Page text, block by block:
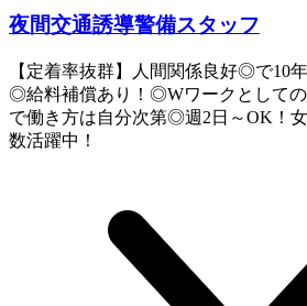
夜間交通誘導警備スタッフ
【定着率抜群】人間関係良好◎で10
◎給料補償あり！◎Wワークとしての
で働き方は自分次第◎週2日～OK！
数活躍中！